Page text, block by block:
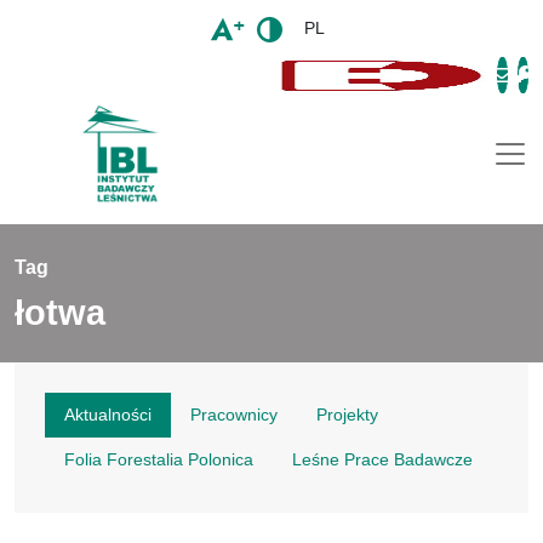
PL
Tag
łotwa
Aktualności Pracownicy Projekty
Folia Forestalia Polonica Leśne Prace Badawcze